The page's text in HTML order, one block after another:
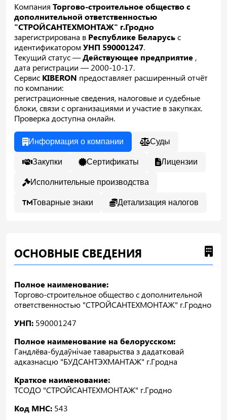
Компания Торгово-строительное общество с
дополнительной ответственностью
"СТРОЙСАНТЕХМОНТАЖ" г.Гродно
зарегистрирована в Республике Беларусьс
идентификатором УНП 590001247.
Текущий статус —Действующее предприятие ,
дата регистрации — 2000-10-17.
Сервис KIBERON предоставляет расширенный отчёт
по компании:
регистрационные сведения, налоговые и судебные
блоки, связи с организациями и участие в закупках.
Проверка доступна онлайн.
Информация о компании Суды
Закупки Сертификаты Лицензии
Исполнительные производства
Товарные знаки Детализация налогов
ОСНОВНЫЕ СВЕДЕНИЯ
Полное наименование:
Торгово-строительное общество с дополнительной
ответственностью "СТРОЙСАНТЕХМОНТАЖ" г.Гродно
УНП: 590001247
Полное наименование на белорусском:
Гандлёва-будаўнiчае таварыства з дадатковай
адказнасцю "БУДСАНТЭХМАНТАЖ" г.Гродна
Краткое наименование:
ТСОДО "СТРОЙСАНТЕХМОНТАЖ" г.Гродно
Код МНС: 543